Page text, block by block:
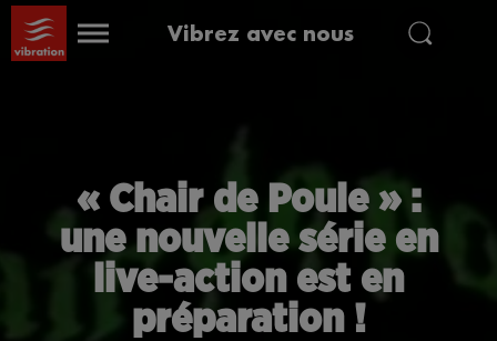
Vibrez avec nous
« Chair de Poule » :
une nouvelle série en
live-action est en
préparation !